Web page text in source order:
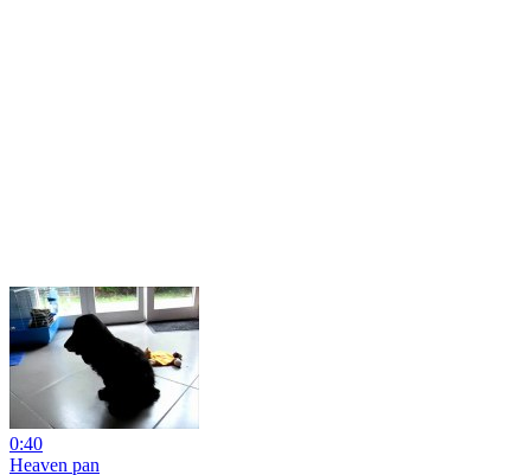
0:40
Heaven pan